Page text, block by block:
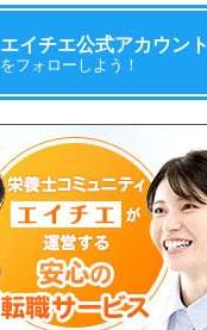
エイチエ公式アカウント
をフォローしよう！